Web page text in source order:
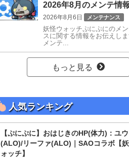
2026年8月のメンテ情
2026年8月6日 メンテナンス
妖怪ウォッチぷにぷにのメ
スに関する情報をお伝えしま
メンテ...
もっと見る
人気ランキング
【ぷにぷに】おはじきのHP(体力)：ユ
(ALO)/リーファ(ALO)｜SAOコラボ【
ォッチ】